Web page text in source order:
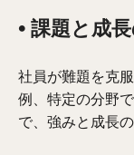
• 課題と成
社員が難題を克
例、特定の分野
で、強みと成長